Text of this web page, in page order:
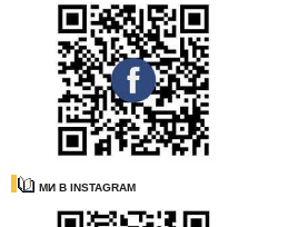
МИ В INSTAGRAM